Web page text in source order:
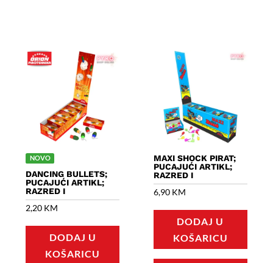
NOVO
DANCING BULLETS;
PUCAJUĆI ARTIKL;
RAZRED I
2,20 KM
DODAJ U
KOŠARICU
MAXI SHOCK PIRAT;
PUCAJUĆI ARTIKL;
RAZRED I
6,90 KM
DODAJ U
KOŠARICU